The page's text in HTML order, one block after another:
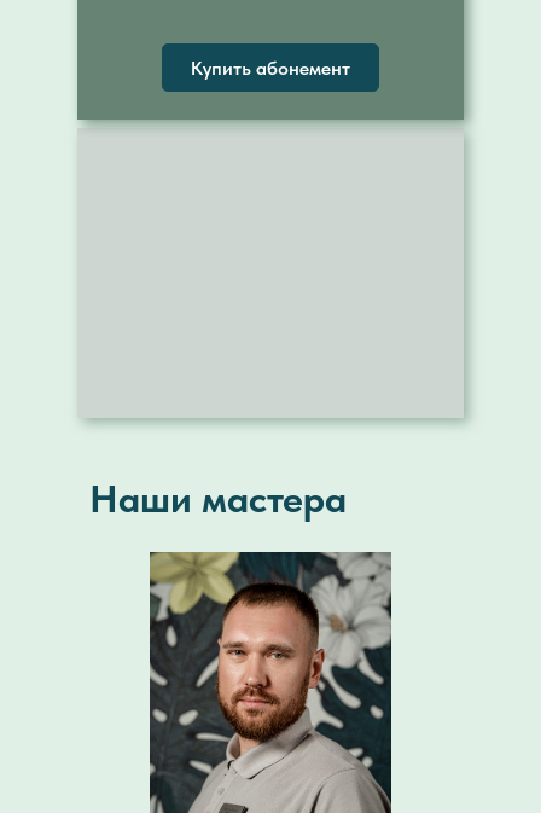
Купить абонемент
Наши мастера